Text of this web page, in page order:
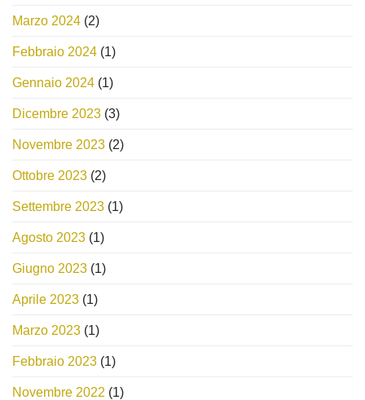
Marzo 2024 (2)
Febbraio 2024 (1)
Gennaio 2024 (1)
Dicembre 2023 (3)
Novembre 2023 (2)
Ottobre 2023 (2)
Settembre 2023 (1)
Agosto 2023 (1)
Giugno 2023 (1)
Aprile 2023 (1)
Marzo 2023 (1)
Febbraio 2023 (1)
Novembre 2022 (1)